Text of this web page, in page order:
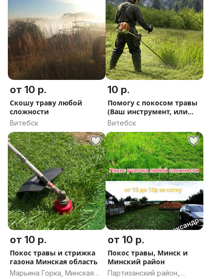
от 10 р.
Скошу траву любой
сложности
Витебск
10 р.
Помогу с покосом травы
(Ваш инструмент, или
Мой)
Витебск
от 10 р.
Покос травы и стрижка
газона Минская область
Марьина Горка, Минская
от 10 р.
Покос травы, Минск и
Минский район
Партизанский район,